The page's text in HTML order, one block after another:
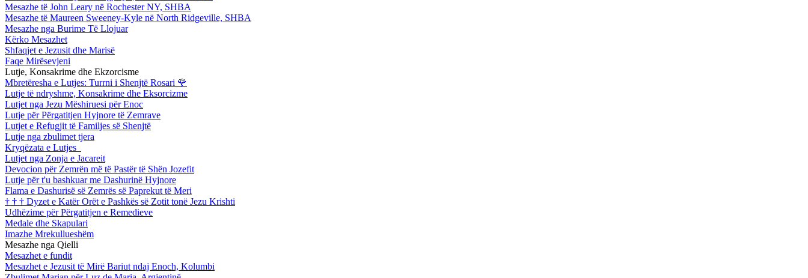
Mesazhe të John Leary në Rochester NY, SHBA
Mesazhe të Maureen Sweeney-Kyle në North Ridgeville, SHBA
Mesazhe nga Burime Të Llojuar
Kërko Mesazhet
Shfaqjet e Jezusit dhe Marisë
Faqe Mirësevjeni
Lutje, Konsakrime dhe Ekzorcisme
Mbretëresha e Lutjes: Turrni i Shenjtë Rosari 🌹
Lutje të ndryshme, Konsakrime dhe Eksorcizme
Lutjet nga Jezu Mëshiruesi për Enoc
Lutje për Përgatitjen Hyjnore të Zemrave
Lutjet e Refugjit të Familjes së Shenjtë
Lutje nga zbulimet tjera
Kryqëzata e Lutjes
Lutjet nga Zonja e Jacareit
Devocion për Zemrën më të Pastër të Shën Jozefit
Lutje për t'u bashkuar me Dashurinë Hyjnore
Flama e Dashurisë së Zemrës së Paprekut të Meri
† † † Dyzet e Katër Orët e Pashkës së Zotit tonë Jezu Krishti
Udhëzime për Përgatitjen e Remedieve
Medale dhe Skapulari
Imazhe Mrekullueshëm
Mesazhe nga Qielli
Mesazhet e fundit
Mesazhet e Jezusit të Mirë Bariut ndaj Enoch, Kolumbi